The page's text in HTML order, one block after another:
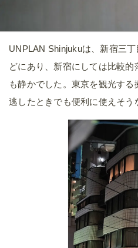
UNPLAN Shinjukuは、新宿三
どにあり、新宿にしては比較
も静かでした。東京を観光す
逃したときでも便利に使えそう